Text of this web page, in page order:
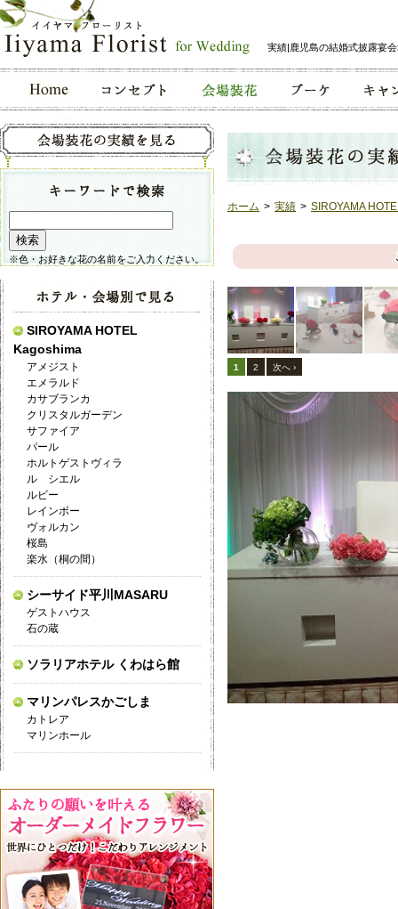
実績|鹿児島の結婚式披露宴
ホーム > 実績 > SIROYAMA
1 2 次へ ›
※色・お好きな花の名前をご入力ください。
SIROYAMA HOTEL
Kagoshima
アメジスト
エメラルド
カサブランカ
クリスタルガーデン
サファイア
パール
ホルトゲストヴィラ
ル シエル
ルビー
レインボー
ヴォルカン
桜島
楽水（桐の間）
シーサイド平川MASARU
ゲストハウス
石の蔵
ソラリアホテル くわはら館
マリンパレスかごしま
カトレア
マリンホール